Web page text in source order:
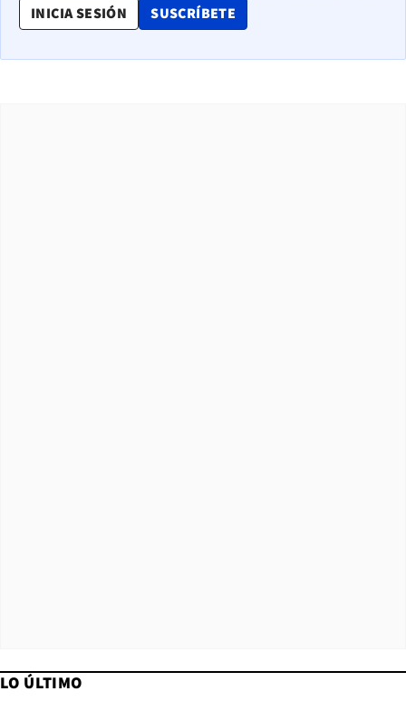
INICIA SESIÓN SUSCRÍBETE
OPENS IN NEW WINDOW
LO ÚLTIMO